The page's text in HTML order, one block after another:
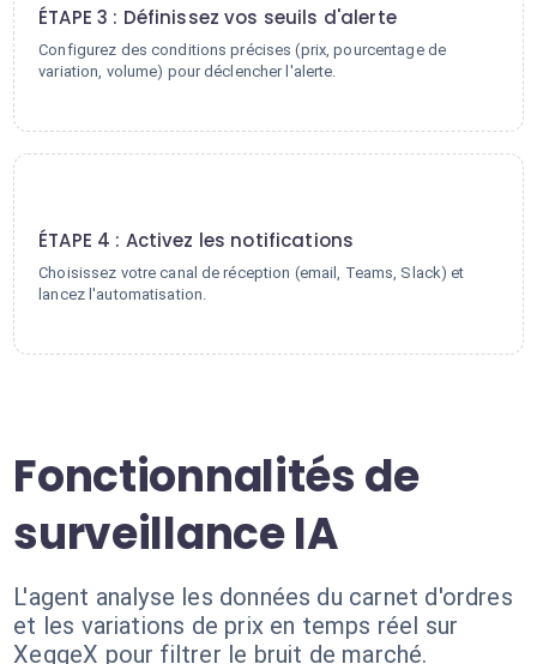
ÉTAPE 3 : Définissez vos seuils d'alerte
Configurez des conditions précises (prix, pourcentage de
variation, volume) pour déclencher l'alerte.
ÉTAPE 4 : Activez les notifications
Choisissez votre canal de réception (email, Teams, Slack) et
lancez l'automatisation.
Fonctionnalités de
surveillance IA
L'agent analyse les données du carnet d'ordres
et les variations de prix en temps réel sur
XeggeX pour filtrer le bruit de marché.